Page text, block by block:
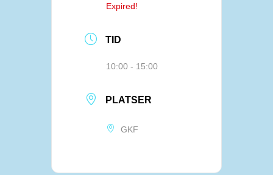
Expired!
TID
10:00 - 15:00
PLATSER
GKF